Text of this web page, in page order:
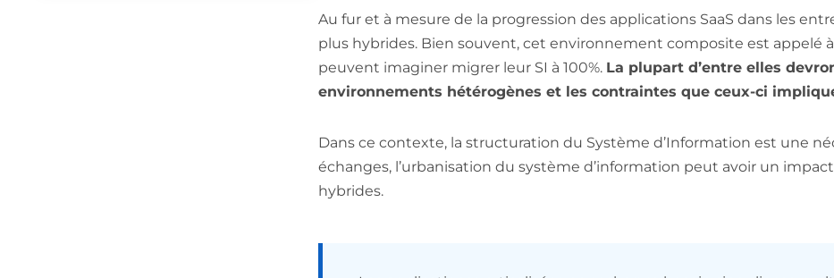
Au fur et à mesure de la progression des applications SaaS dans les
plus hybrides. Bien souvent, cet environnement composite est appelé
peuvent imaginer migrer leur SI à 100%. La plupart d’entre elles
environnements hétérogènes et les contraintes que ceux-ci
Dans ce contexte, la structuration du Système d’Information est une
échanges, l’urbanisation du système d’information peut avoir un
hybrides.